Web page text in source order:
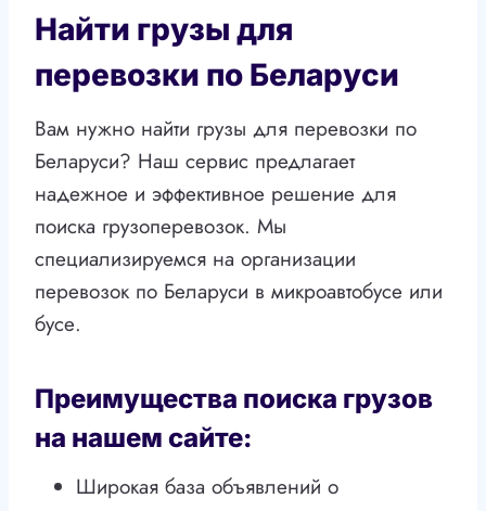
Найти грузы для
перевозки по Беларуси
Вам нужно найти грузы для перевозки по
Беларуси? Наш сервис предлагает
надежное и эффективное решение для
поиска грузоперевозок. Мы
специализируемся на организации
перевозок по Беларуси в микроавтобусе или
бусе.
Преимущества поиска грузов
на нашем сайте:
Широкая база объявлений о